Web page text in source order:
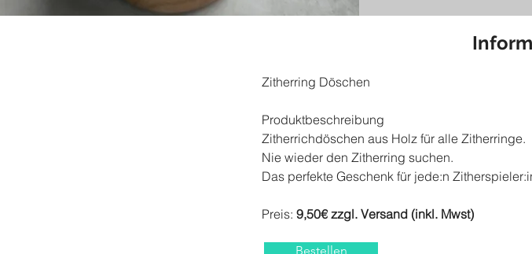
Zitherring Döschen
Produktbeschreibung
Zitherrichdöschen aus Holz für alle Zitherringe.
Nie wieder den Zitherring suchen.
Das perfekte Geschenk für jede:n
Preis: 9,50€ zzgl. Versand (inkl. Mwst)
Bestellen